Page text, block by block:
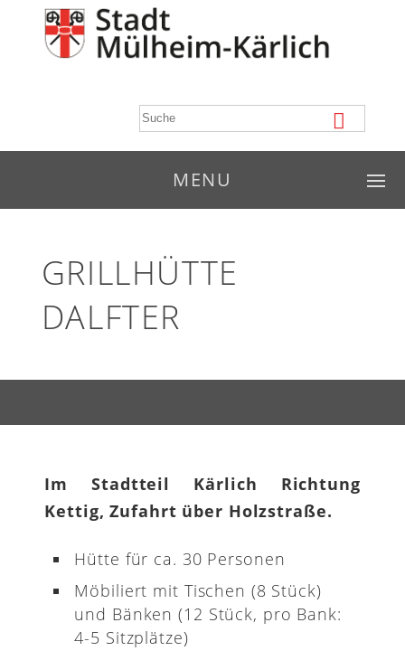
MENU
GRILLHÜTTE
DALFTER
Im Stadtteil Kärlich Richtung
Kettig, Zufahrt über Holzstraße.
Hütte für ca. 30 Personen
Möbiliert mit Tischen (8 Stück)
und Bänken (12 Stück, pro Bank:
4-5 Sitzplätze)